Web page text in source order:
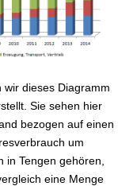
dieses Diagramm
Sie sehen hier
bezogen auf einen
um
Tengen gehören,
eine Menge